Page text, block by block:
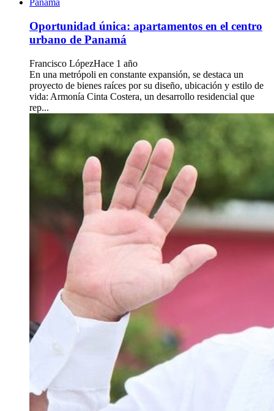
Oportunidad única: apartamentos en el centro
urbano de Panamá
Francisco LópezHace 1 año
En una metrópoli en constante expansión, se destaca un
proyecto de bienes raíces por su diseño, ubicación y estilo de
vida: Armonía Cinta Costera, un desarrollo residencial que
rep...